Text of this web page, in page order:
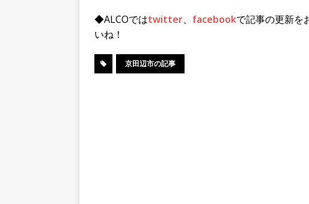
◆ALCOではtwitter、 facebookで記事の更新を
いね！
京田辺市の記事